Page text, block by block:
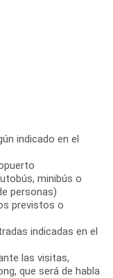
indicado en el
minibús o
personas)
previstos o
indicadas en el
las visitas,
que será de habla